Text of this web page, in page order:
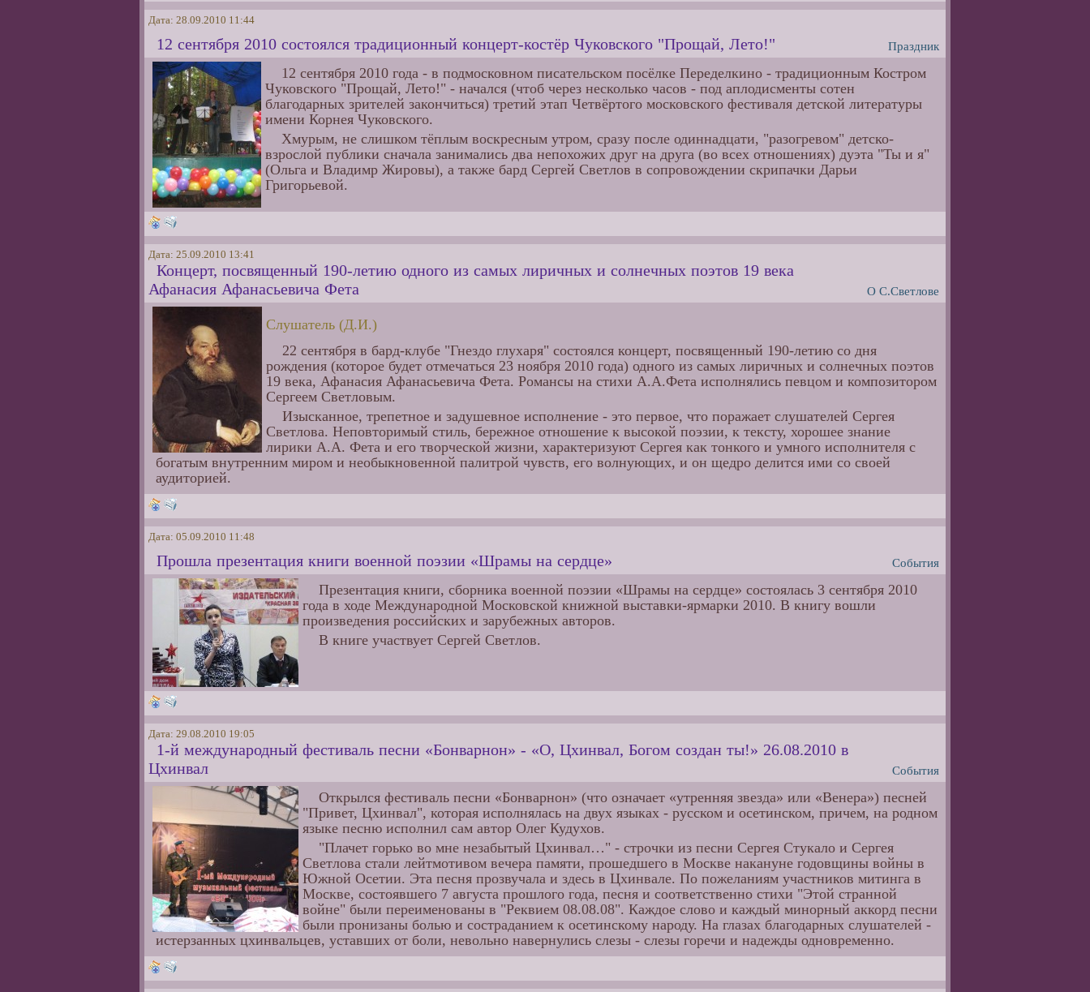
Дата: 28.09.2010 11:44
12 сентября 2010 состоялся традиционный концерт-костёр Чуковского "Прощай, Лето!" Праздник
12 сентября 2010 года - в подмосковном писательском посёлке Переделкино - традиционным Костром
Чуковского "Прощай, Лето!" - начался (чтоб через несколько часов - под аплодисменты сотен
благодарных зрителей закончиться) третий этап Четвёртого московского фестиваля детской литературы
имени Корнея Чуковского.
Хмурым, не слишком тёплым воскресным утром, сразу после одиннадцати, "разогревом" детско-
взрослой публики сначала занимались два непохожих друг на друга (во всех отношениях) дуэта "Ты и я"
(Ольга и Владимр Жировы), а также бард Сергей Светлов в сопровождении скрипачки Дарьи
Григорьевой.
Дата: 25.09.2010 13:41
Концерт, посвященный 190-летию одного из самых лиричных и солнечных поэтов 19 века
Афанасия Афанасьевича Фета
О С.Светлове
Слушатель (Д.И.)
22 сентября в бард-клубе "Гнездо глухаря" состоялся концерт, посвященный 190-летию со дня
рождения (которое будет отмечаться 23 ноября 2010 года) одного из самых лиричных и солнечных поэтов
19 века, Афанасия Афанасьевича Фета. Романсы на стихи А.А.Фета исполнялись певцом и композитором
Сергеем Светловым.
Изысканное, трепетное и задушевное исполнение - это первое, что поражает слушателей Сергея
Светлова. Неповторимый стиль, бережное отношение к высокой поэзии, к тексту, хорошее знание
лирики А.А. Фета и его творческой жизни, характеризуют Сергея как тонкого и умного исполнителя с
богатым внутренним миром и необыкновенной палитрой чувств, его волнующих, и он щедро делится ими со своей
аудиторией.
Дата: 05.09.2010 11:48
Прошла презентация книги военной поэзии «Шрамы на сердце» События
Презентация книги, сборника военной поэзии «Шрамы на сердце» состоялась 3 сентября 2010
года в ходе Международной Московской книжной выставки-ярмарки 2010. В книгу вошли
произведения российских и зарубежных авторов.
В книге участвует Сергей Светлов.
Дата: 29.08.2010 19:05
1-й международный фестиваль песни «Бонварнон» - «О, Цхинвал, Богом создан ты!» 26.08.2010 в
Цхинвал
События
Открылся фестиваль песни «Бонварнон» (что означает «утренняя звезда» или «Венера») песней
"Привет, Цхинвал", которая исполнялась на двух языках - русском и осетинском, причем, на родном
языке песню исполнил сам автор Олег Кудухов.
"Плачет горько во мне незабытый Цхинвал…" - строчки из песни Сергея Стукало и Сергея
Светлова стали лейтмотивом вечера памяти, прошедшего в Москве накануне годовщины войны в
Южной Осетии. Эта песня прозвучала и здесь в Цхинвале. По пожеланиям участников митинга в
Москве, состоявшего 7 августа прошлого года, песня и соответственно стихи "Этой странной
войне" были переименованы в "Реквием 08.08.08". Каждое слово и каждый минорный аккорд песни
были пронизаны болью и состраданием к осетинскому народу. На глазах благодарных слушателей -
истерзанных цхинвальцев, уставших от боли, невольно навернулись слезы - слезы горечи и надежды одновременно.